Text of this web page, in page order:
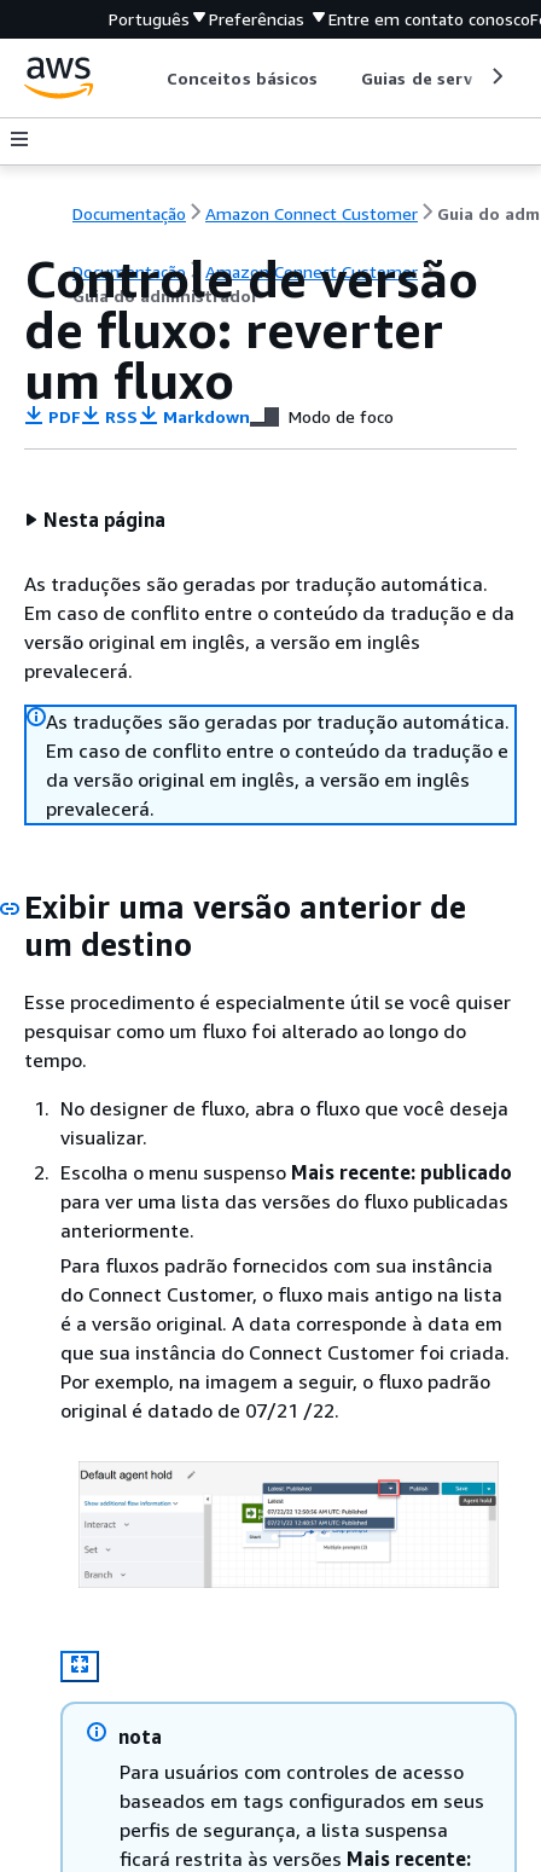
Português Preferências Entre em contato conosco
Conceitos básicos Guias de serviço
Documentação Amazon Connect Customer
Documentação
Amazon Connect Customer
Guia do administrador
Controle de versão
de fluxo: reverter
um fluxo
PDF RSS Markdown Modo de foco
Nesta página
As traduções são geradas por tradução automática.
Em caso de conflito entre o conteúdo da tradução e da
versão original em inglês, a versão em inglês
prevalecerá.
As traduções são geradas por tradução automática.
Em caso de conflito entre o conteúdo da tradução e
da versão original em inglês, a versão em inglês
prevalecerá.
Exibir uma versão anterior de
um destino
Esse procedimento é especialmente útil se você quiser
pesquisar como um fluxo foi alterado ao longo do
tempo.
No designer de fluxo, abra o fluxo que você deseja
visualizar.
Escolha o menu suspenso Mais recente: publicado
para ver uma lista das versões do fluxo publicadas
anteriormente.
Para fluxos padrão fornecidos com sua instância
do Connect Customer, o fluxo mais antigo na lista
é a versão original. A data corresponde à data em
que sua instância do Connect Customer foi criada.
Por exemplo, na imagem a seguir, o fluxo padrão
original é datado de 07/21 /22.
nota
Para usuários com controles de acesso
baseados em tags configurados em seus
perfis de segurança, a lista suspensa
ficará restrita às versões Mais recente: